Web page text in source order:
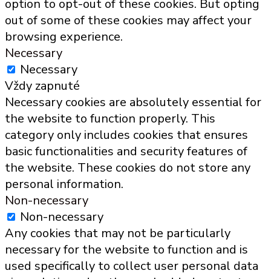
option to opt-out of these cookies. But opting
out of some of these cookies may affect your
browsing experience.
Necessary
Necessary
Vždy zapnuté
Necessary cookies are absolutely essential for
the website to function properly. This
category only includes cookies that ensures
basic functionalities and security features of
the website. These cookies do not store any
personal information.
Non-necessary
Non-necessary
Any cookies that may not be particularly
necessary for the website to function and is
used specifically to collect user personal data